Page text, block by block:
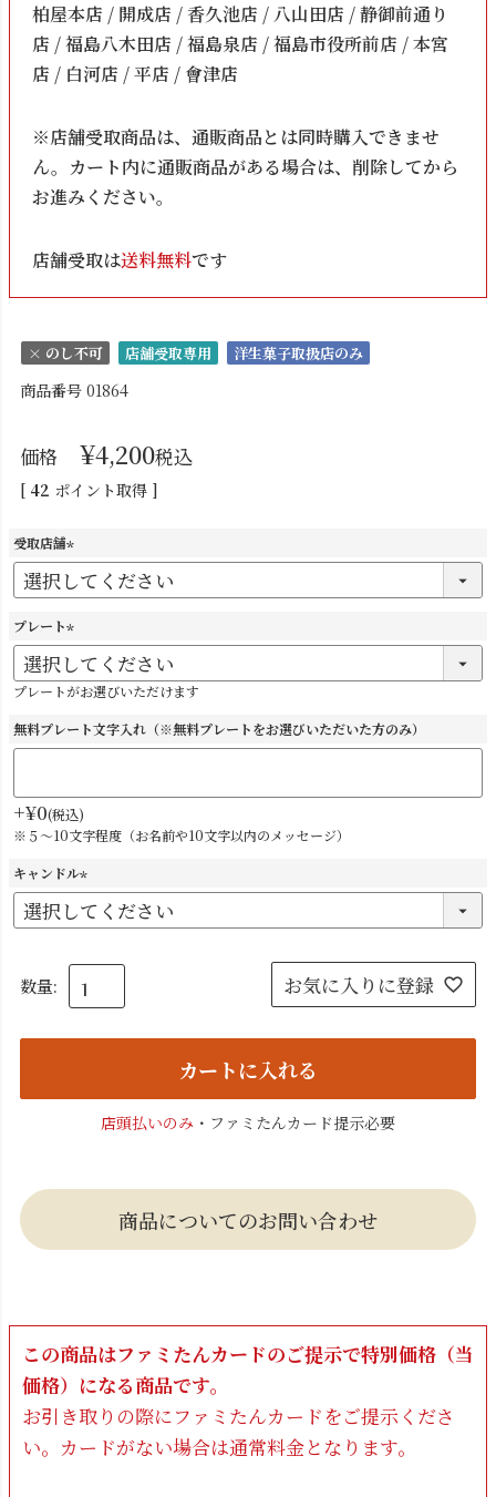
柏屋本店 / 開成店 / 香久池店 / 八山田店 / 静御前通り
店 / 福島八木田店 / 福島泉店 / 福島市役所前店 / 本宮
店 / 白河店 / 平店 / 會津店
※店舗受取商品は、通販商品とは同時購入できませ
ん。カート内に通販商品がある場合は、削除してから
お進みください。
店舗受取は送料無料です
× のし不可 店舗受取専用 洋生菓子取扱店のみ
商品番号 01864
価格 ¥4,200税込
[ 42 ポイント取得 ]
受取店舗
(
必
)
プレート
(
必
須
プレートがお選びいただけます
無料プレート文字入れ（※無料プレートをお選びいただいた方のみ）
+¥0 税込
※５～10文字程度（お名前や10文字以内のメッセージ）
キャンドル
(
必
お気に入りに登録
カートに入れる
店頭払いのみ ・ファミたんカード提示必要
商品についてのお問い合わせ
この商品はファミたんカードのご提示で特別価格（当
価格）になる商品です。
お引き取りの際にファミたんカードをご提示くださ
い。カードがない場合は通常料金となります。